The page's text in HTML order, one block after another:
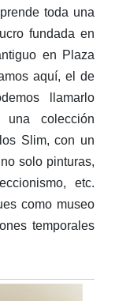
toda una
fundada en
en Plaza
aquí, el de
llamarlo
una colección
Slim, con un
solo pinturas,
etc.
como museo
temporales